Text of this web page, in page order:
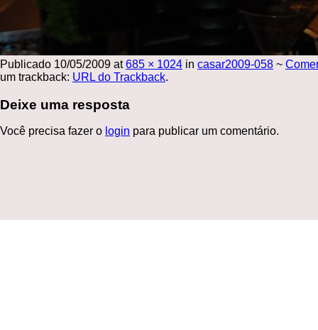
Publicado 10/05/2009 at685 × 1024 in casar2009-058 ~
um trackback: URL do Trackback.
Deixe uma resposta
Você precisa fazer o login para publicar um comentário.